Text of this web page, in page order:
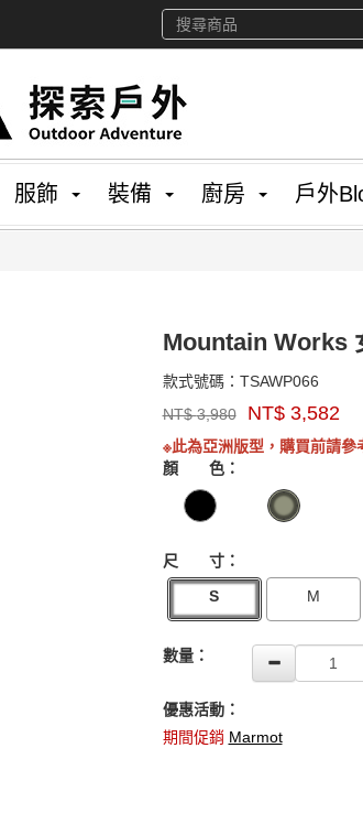
服飾 裝備 廚房 戶外
Mountain Works
款式號碼： TSAWP066
牌：
Marmot
Asia
NT$3,980 NT$ 3,582
※此為亞洲版型，購買前請參
顏 色：
尺 寸：
S
M
數量：
優惠活動：
期間促銷 Marmot